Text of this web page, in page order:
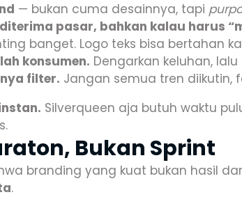
— bukan cuma desainnya, tapi
pasar, bahkan kalau harus
banget. Logo teks bisa bertahan
konsumen. Dengarkan keluhan,
filter. Jangan semua tren diikutin,
Silverqueen aja butuh waktu
Bukan Sprint
branding yang kuat bukan hasil
.